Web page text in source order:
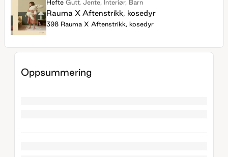
Hefte Gutt, Jente, Interiør, Barn
Rauma X Aftenstrikk, kosedyr
398 Rauma X Aftenstrikk, kosedyr
Oppsummering